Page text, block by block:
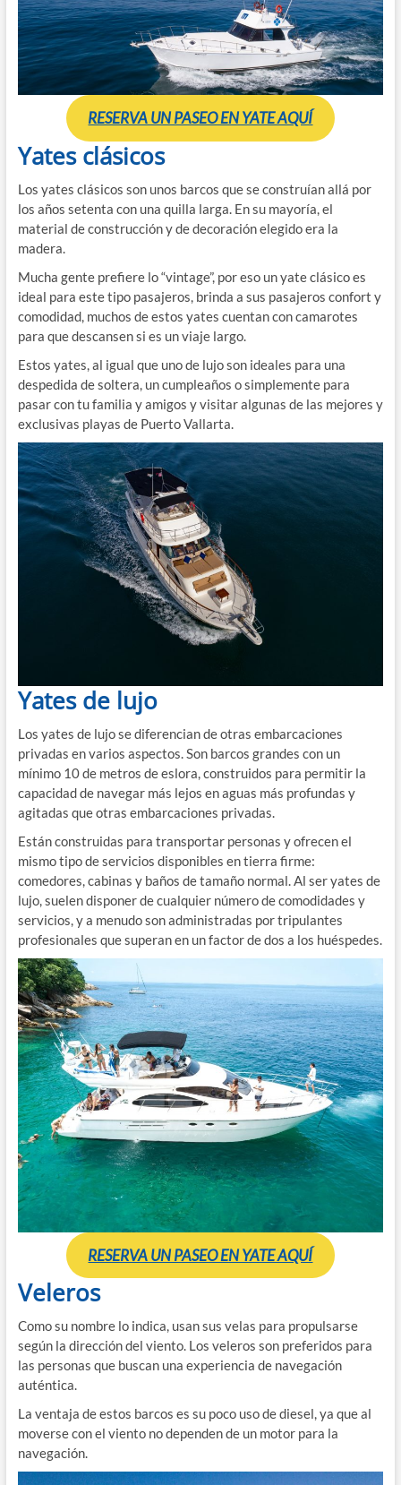
RESERVA UN PASEO EN YATE AQUÍ
Yates clásicos
Los yates clásicos son unos barcos que se construían allá por
los años setenta con una quilla larga. En su mayoría, el
material de construcción y de decoración elegido era la
madera.
Mucha gente prefiere lo “vintage”, por eso un yate clásico es
ideal para este tipo pasajeros, brinda a sus pasajeros confort y
comodidad, muchos de estos yates cuentan con camarotes
para que descansen si es un viaje largo.
Estos yates, al igual que uno de lujo son ideales para una
despedida de soltera, un cumpleaños o simplemente para
pasar con tu familia y amigos y visitar algunas de las mejores y
exclusivas playas de Puerto Vallarta.
Yates de lujo
Los yates de lujo se diferencian de otras embarcaciones
privadas en varios aspectos. Son barcos grandes con un
mínimo 10 de metros de eslora, construidos para permitir la
capacidad de navegar más lejos en aguas más profundas y
agitadas que otras embarcaciones privadas.
Están construidas para transportar personas y ofrecen el
mismo tipo de servicios disponibles en tierra firme:
comedores, cabinas y baños de tamaño normal. Al ser yates de
lujo, suelen disponer de cualquier número de comodidades y
servicios, y a menudo son administradas por tripulantes
profesionales que superan en un factor de dos a los huéspedes.
RESERVA UN PASEO EN YATE AQUÍ
Veleros
Como su nombre lo indica, usan sus velas para propulsarse
según la dirección del viento. Los veleros son preferidos para
las personas que buscan una experiencia de navegación
auténtica.
La ventaja de estos barcos es su poco uso de diesel, ya que al
moverse con el viento no dependen de un motor para la
navegación.